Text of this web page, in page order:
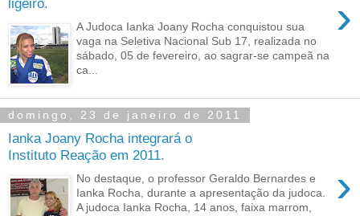
ligeiro.
›
A Judoca Ianka Joany Rocha conquistou sua
vaga na Seletiva Nacional Sub 17, realizada no
sábado, 05 de fevereiro, ao sagrar-se campeã na
ca...
domingo, 23 de janeiro de 2011
Ianka Joany Rocha integrará o
Instituto Reação em 2011.
›
No destaque, o professor Geraldo Bernardes e
Ianka Rocha, durante a apresentação da judoca.
A judoca Ianka Rocha, 14 anos, faixa marrom,